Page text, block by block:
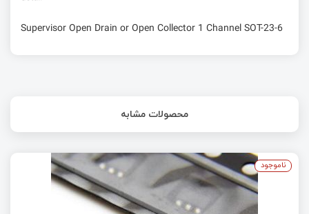
Supervisor Open Drain or Open Collector 1 Channel SOT-23-6
محصولات مشابه
ناموجود